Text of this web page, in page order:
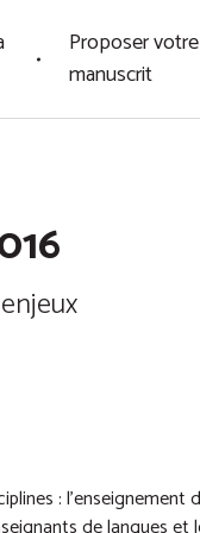
Proposer votre
manuscrit
: l’enseignement